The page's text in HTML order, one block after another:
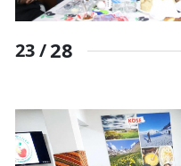
23 /28